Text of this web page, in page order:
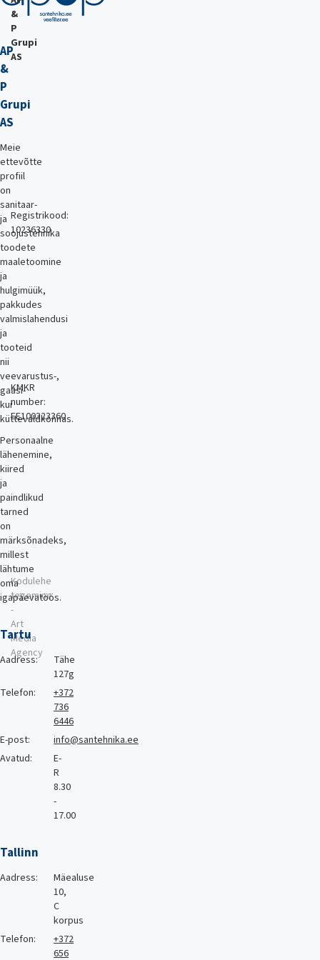
AP
&
P
Grupi
AS
Meie
ettevõtte
profiil
on
sanitaar-
ja
soojustehnika
toodete
maaletoomine
ja
hulgimüük,
pakkudes
valmislahendusi
ja
tooteid
nii
veevarustus-,
gaasi-
kui
küttevaldkonnas.
Personaalne
lähenemine,
kiired
ja
paindlikud
tarned
on
märksõnadeks,
millest
lähtume
oma
igapäevatöös.
Tartu
Aadress:
Tähe
127g
Telefon:
+372
736
6446
E-post:
info@santehnika.ee
Avatud:
E-
R
8.30
-
17.00
Tallinn
Aadress:
Mäealuse
10,
C
korpus
Telefon:
+372
656
&
P
Grupi
AS
Registrikood:
10236330
KMKR
number:
EE100323360
Kodulehe
tegemine
-
Art
Media
Agency